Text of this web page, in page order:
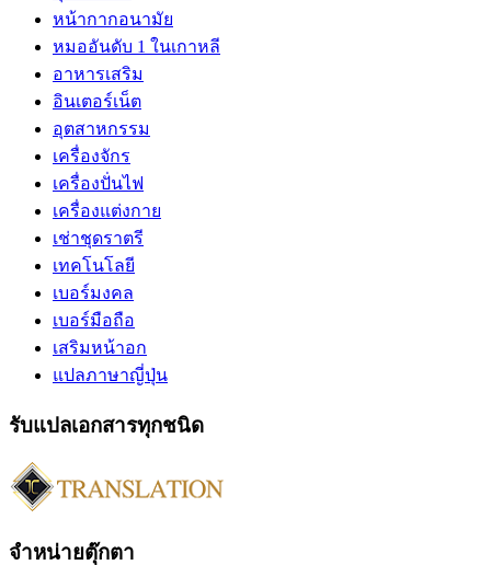
หน้ากากอนามัย
หมออันดับ 1 ในเกาหลี
อาหารเสริม
อินเตอร์เน็ต
อุตสาหกรรม
เครื่องจักร
เครื่องปั่นไฟ
เครื่องแต่งกาย
เช่าชุดราตรี
เทคโนโลยี
เบอร์มงคล
เบอร์มือถือ
เสริมหน้าอก
แปลภาษาญี่ปุ่น
รับแปลเอกสารทุกชนิด
จำหน่ายตุ๊กตา